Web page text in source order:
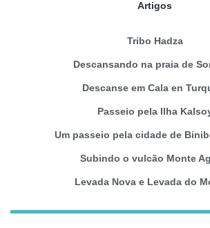
Artigos
Tribo Hadza
Descansando na praia de
Descanse em Cala en
Passeio pela Ilha
Um passeio pela cidade de
Subindo o vulcão Monte
Levada Nova e Levada do